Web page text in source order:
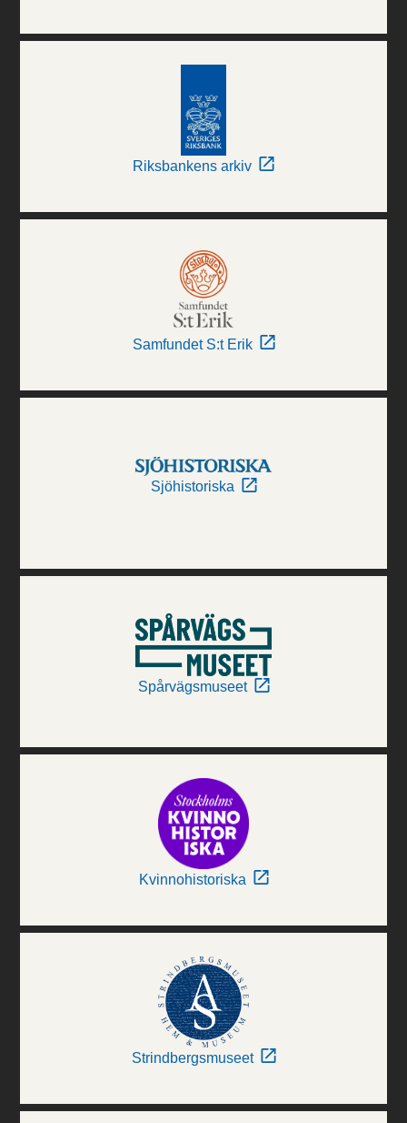
Riksbankens arkiv
Samfundet S:t Erik
Sjöhistoriska
Spårvägsmuseet
Kvinnohistoriska
Strindbergsmuseet